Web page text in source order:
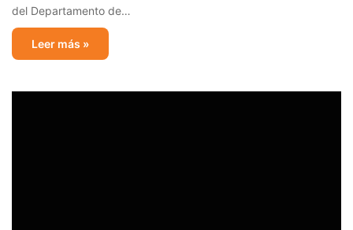
del Departamento de…
Leer más »